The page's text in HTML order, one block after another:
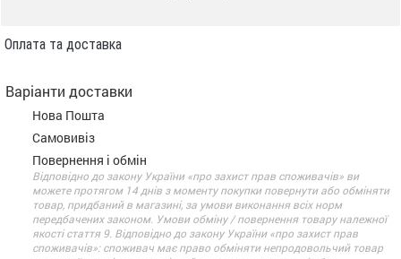
Оплата та доставка
Варіанти доставки
Нова Пошта
Самовивіз
Повернення і обмін
Відповідно до закону України «про захист прав споживачів» ви
можете протягом 14 днів з моменту покупки повернути або обміняти
товар, придбаний в магазині, за умови виконання всіх норм
передбачених законом. Умови обміну / повернення товару належної
якості стаття 9. Відповідно до закону України «про захист прав
споживачів»: споживач має право обміняти непродовольчий товар